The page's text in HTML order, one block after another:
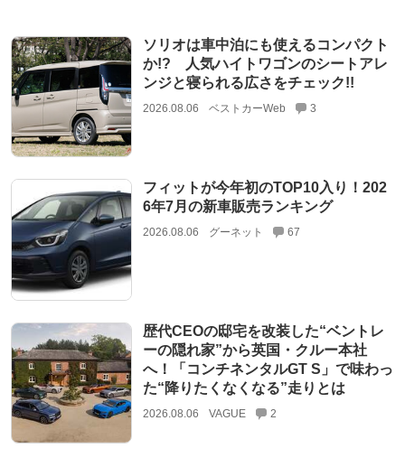
ソリオは車中泊にも使えるコンパクト
か!? 人気ハイトワゴンのシートアレ
ンジと寝られる広さをチェック!!
2026.08.06 ベストカーWeb 3
フィットが今年初のTOP10入り！202
6年7月の新車販売ランキング
2026.08.06 グーネット 67
歴代CEOの邸宅を改装した“ベントレ
ーの隠れ家”から英国・クルー本社
へ！「コンチネンタルGT S」で味わっ
た“降りたくなくなる”走りとは
2026.08.06 VAGUE 2